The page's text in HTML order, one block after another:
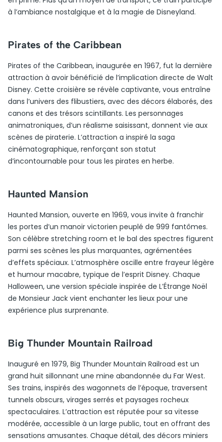
à l’ambiance nostalgique et à la magie de Disneyland.
Pirates of the Caribbean
Pirates of the Caribbean, inaugurée en 1967, fut la dernière
attraction à avoir bénéficié de l’implication directe de Walt
Disney. Cette croisière se révèle captivante, vous entraîne
dans l’univers des flibustiers, avec des décors élaborés, des
canons et des trésors scintillants. Les personnages
animatroniques, d’un réalisme saisissant, donnent vie aux
scènes de piraterie. L’attraction a inspiré la saga
cinématographique, renforçant son statut
d’incontournable pour tous les pirates en herbe.
Haunted Mansion
Haunted Mansion, ouverte en 1969, vous invite à franchir
les portes d’un manoir victorien peuplé de 999 fantômes.
Son célèbre stretching room et le bal des spectres figurent
parmi ses scènes les plus marquantes, agrémentées
d’effets spéciaux. L’atmosphère oscille entre frayeur légère
et humour macabre, typique de l’esprit Disney. Chaque
Halloween, une version spéciale inspirée de L’Étrange Noël
de Monsieur Jack vient enchanter les lieux pour une
expérience plus surprenante.
Big Thunder Mountain Railroad
Inauguré en 1979, Big Thunder Mountain Railroad est un
grand huit sillonnant une mine abandonnée du Far West.
Ses trains, inspirés des wagonnets de l’époque, traversent
tunnels obscurs, virages serrés et paysages rocheux
spectaculaires. L’attraction est réputée pour sa vitesse
modérée, accessible à un large public, tout en offrant des
sensations amusantes. Chaque détail, des décors miniers